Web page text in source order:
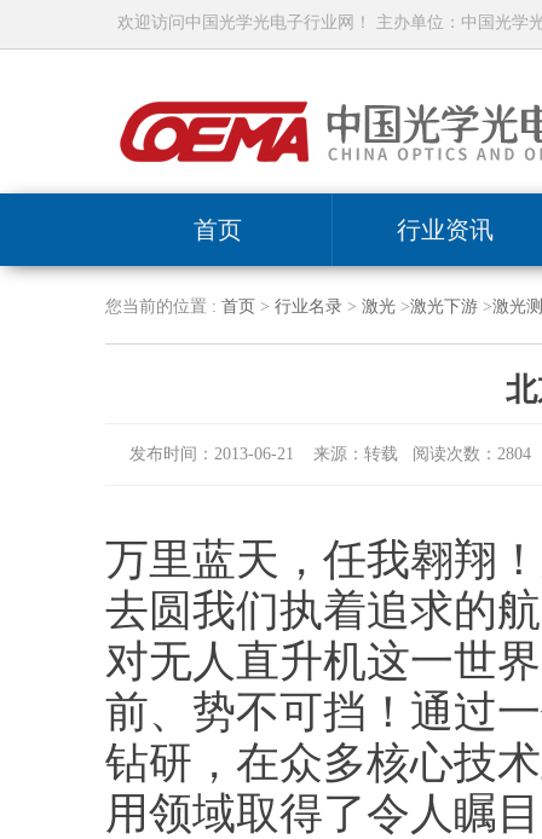
欢迎访问中国光学光电子行业网！ 主办单位：中国光学
首页 行业资讯
您当前的位置 : 首页 > 行业名录> 激光>激光下游>激光
发布时间：2013-06-21 来源：转载 阅读次数：2804
万里蓝天，任我翱翔
去圆我们执着追求的
对无人直升机这一世
前、势不可挡！通过
钻研，在众多核心技
用领域取得了令人瞩